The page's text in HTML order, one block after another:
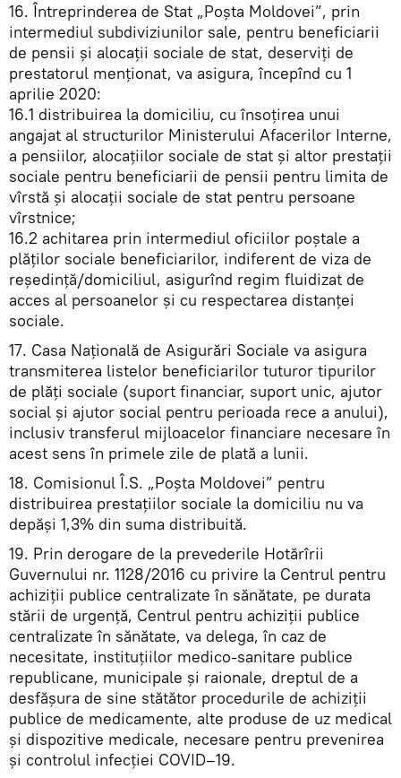
16. Întreprinderea de Stat „Poșta Moldovei”, prin
intermediul subdiviziunilor sale, pentru beneficiarii
de pensii și alocații sociale de stat, deserviți de
prestatorul menționat, va asigura, începînd cu 1
aprilie 2020:
16.1 distribuirea la domiciliu, cu însoțirea unui
angajat al structurilor Ministerului Afacerilor Interne,
a pensiilor, alocațiilor sociale de stat și altor prestații
sociale pentru beneficiarii de pensii pentru limita de
vîrstă și alocații sociale de stat pentru persoane
vîrstnice;
16.2 achitarea prin intermediul oficiilor poștale a
plăților sociale beneficiarilor, indiferent de viza de
reședință/domiciliul, asigurînd regim fluidizat de
acces al persoanelor și cu respectarea distanței
sociale.
17. Casa Națională de Asigurări Sociale va asigura
transmiterea listelor beneficiarilor tuturor tipurilor
de plăți sociale (suport financiar, suport unic, ajutor
social și ajutor social pentru perioada rece a anului),
inclusiv transferul mijloacelor financiare necesare în
acest sens în primele zile de plată a lunii.
18. Comisionul Î.S. „Poșta Moldovei” pentru
distribuirea prestațiilor sociale la domiciliu nu va
depăși 1,3% din suma distribuită.
19. Prin derogare de la prevederile Hotărîrii
Guvernului nr. 1128/2016 cu privire la Centrul pentru
achiziții publice centralizate în sănătate, pe durata
stării de urgență, Centrul pentru achiziții publice
centralizate în sănătate, va delega, în caz de
necesitate, instituțiilor medico-sanitare publice
republicane, municipale și raionale, dreptul de a
desfășura de sine stătător procedurile de achiziții
publice de medicamente, alte produse de uz medical
și dispozitive medicale, necesare pentru prevenirea
și controlul infecției COVID–19.